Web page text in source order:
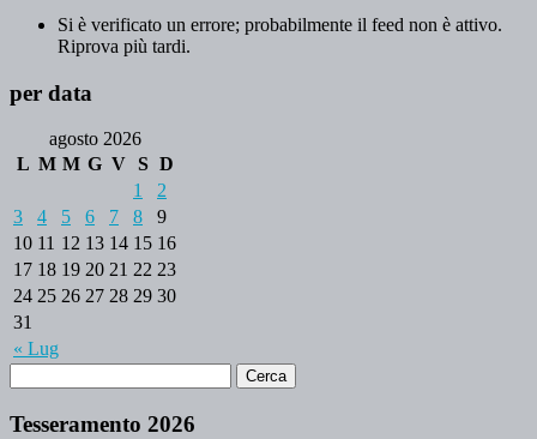
Si è verificato un errore; probabilmente il feed non è attivo.
Riprova più tardi.
per data
agosto 2026
L M M G V S D
« Lug
1
2
3
4 5 6 7 8
9
10 11 12 13 14 15 16
17 18 19 20 21 22 23
24 25 26 27 28 29 30
31
Tesseramento 2026